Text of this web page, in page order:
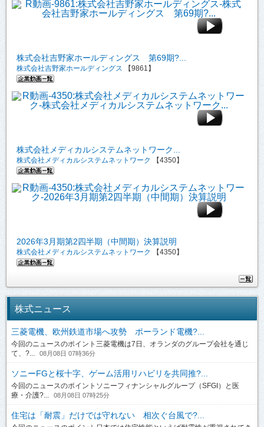
株式会社吉野家ホールディングス 第69期?...
株式会社吉野家ホールディングス 【9861】
株式会社メディカルシステムネットワーク...
株式会社メディカルシステムネットワーク 【4350】
2026年3月期第2四半期（中間期）決算説明
株式会社メディカルシステムネットワーク 【4350】
株式ニュース
三菱電機、欧州鉄道市場へ攻勢 ポーランド電機?...
今回のニュースのポイント三菱電機は7日、オランダのグループ会社を通じ
て、?...
08月08日 07時36分
ソニーFGと桜十字、ゲーム活用リハビリを共同推?...
今回のニュースのポイントソニーフィナンシャルグループ（SFGI）と医
療・介護?...
08月08日 07時25分
住宅は「耐震」だけでは守れない 相次ぐ台風で?...